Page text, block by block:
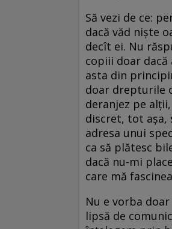
Să vezi de ce:
dacă văd niște
decît ei. Nu
copiii doar dacă
asta din
doar drepturile
deranjez pe
discret, tot așa,
adresa unui
ca să plătesc
dacă nu-mi
care mă
Nu e vorba
lipsă de